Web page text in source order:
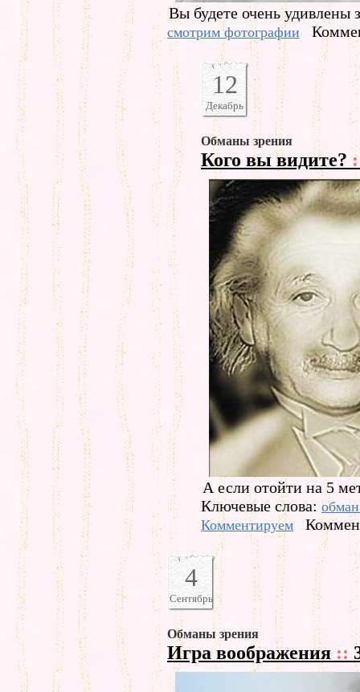
Вы будете очень удивлены
смотрим фотографии
12
Декабрь
Обманы зрения
Кого вы видите?
А если отойти на 5
Ключевые слова:
Комментируем
4
Сентябрь
Обманы зрения
Игра воображения ::